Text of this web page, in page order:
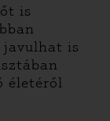
is
javulhat is
életéről